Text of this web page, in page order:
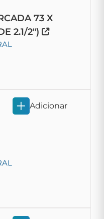
73 X
2.1/2")
Adicionar